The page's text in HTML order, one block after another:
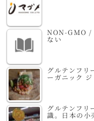
NON-GMO /
ない
グルテンフ
ーガニック
グルテンフ
識。日本の小